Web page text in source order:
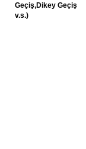
Geçiş,Dikey Geçiş
v.s.)